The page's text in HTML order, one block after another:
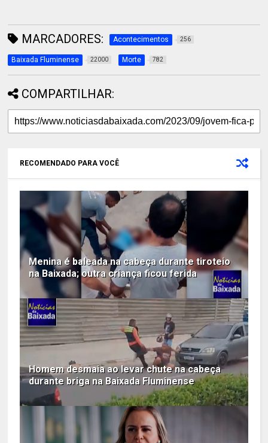
MARCADORES: Acontecimentos 256
Baixada Fluminense 22000 Morte 782
COMPARTILHAR:
RECOMENDADO PARA VOCÊ
Menina é baleada na cabeça durante tiroteio
na Baixada; outra criança ficou ferida
Homem desmaia ao levar chute na cabeça
durante briga na Baixada Fluminense